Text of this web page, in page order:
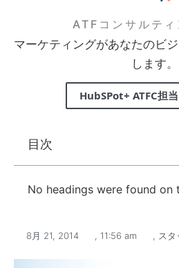
ATFコンサルテ
マーケティングがあなたのビ
します。
HubSPot+ ATFC担
目次
No headings were found on
8月 21, 2014 , 11:56 am , スタ